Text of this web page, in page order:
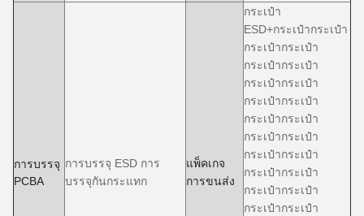
การบรรจุ
PCBA
การบรรจุ ESD การ
บรรจุกันกระแทก
แพ็คเกจ
การขนส่ง
กระเป๋า
ESD+กระเป๋ากระเป๋า
กระเป๋ากระเป๋า
กระเป๋ากระเป๋า
กระเป๋ากระเป๋า
กระเป๋ากระเป๋า
กระเป๋ากระเป๋า
กระเป๋ากระเป๋า
กระเป๋ากระเป๋า
กระเป๋ากระเป๋า
กระเป๋ากระเป๋า
กระเป๋ากระเป๋า